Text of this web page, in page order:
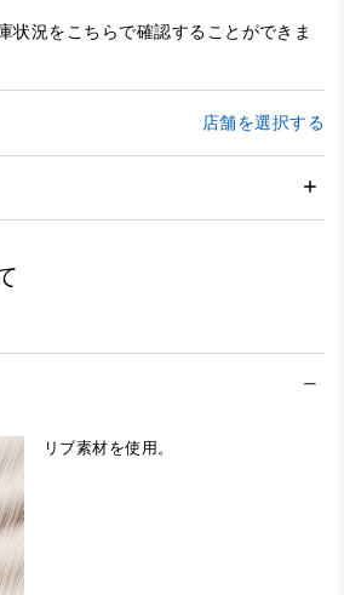
状況をこちらで確認することができま
店舗を選択する
リブ素材を使用。